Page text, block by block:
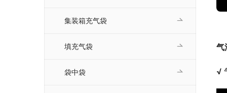
气
√
集装箱充气袋
填充气袋
袋中袋